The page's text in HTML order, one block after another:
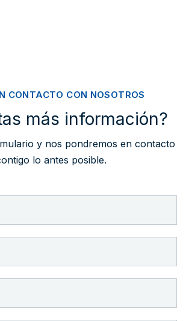
CONTACTO CON NOSOTROS
más información?
y nos pondremos en contacto
lo antes posible.